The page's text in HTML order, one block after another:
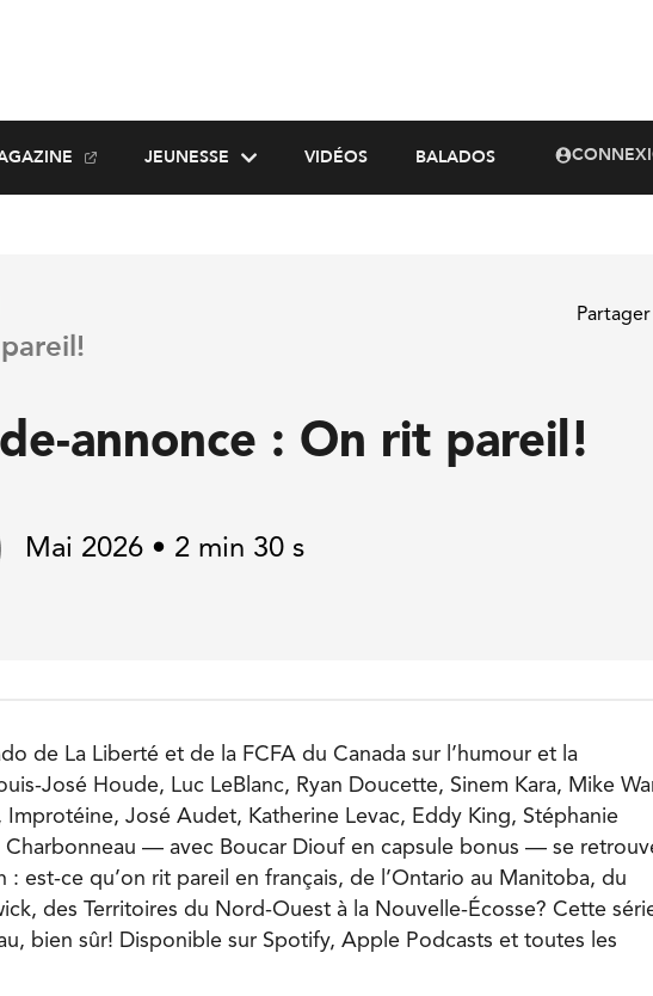
JEUNESSE VIDÉOS BALADOS
annonce : On rit pareil!
Mai 2026 • 2 min 30 s
de La Liberté et de la FCFA du Canada sur l’humour et la
José Houde, Luc LeBlanc, Ryan Doucette, Sinem Kara, Mike
José Audet, Katherine Levac, Eddy King, Stéphanie
Charbonneau — avec Boucar Diouf en capsule bonus — se
: est-ce qu’on rit pareil en français, de l’Ontario au Manitoba, du
des Territoires du Nord-Ouest à la Nouvelle-Écosse? Cette
bien sûr! Disponible sur Spotify, Apple Podcasts et toutes les